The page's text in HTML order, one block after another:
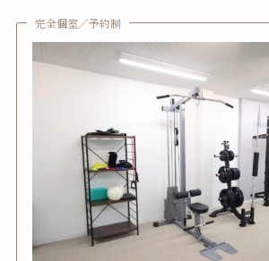
完全個室／予約制